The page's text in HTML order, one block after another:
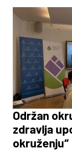
ljudske resurse.
i predstavnike
obuka će se
Plaza,Sarajevo.
Prezentacija i
Održan
zdravlja
okruženju“